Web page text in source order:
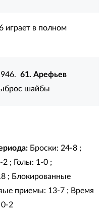
в полном
61. Арефьев
шайбы
Броски: 24-8 ;
2 ; Голы: 1-0 ;
; Блокированные
приемы: 13-7 ; Время
0-2